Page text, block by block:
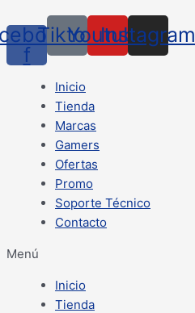
f
TiktokYoutube
Instagram
Inicio
Tienda
Marcas
Gamers
Ofertas
Promo
Soporte Técnico
Contacto
Menú
Inicio
Tienda